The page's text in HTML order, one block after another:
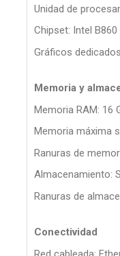
Unidad de
Chipset: Intel B860
Gráficos
Memoria y
Memoria RAM: 16
Memoria máxima
Ranuras de
Almacenamiento:
Ranuras de
Conectividad